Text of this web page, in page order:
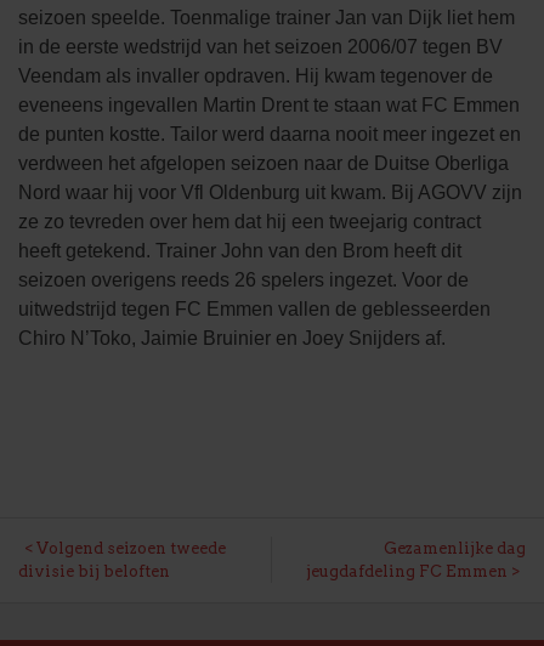
seizoen speelde. Toenmalige trainer Jan van Dijk liet hem
in de eerste wedstrijd van het seizoen 2006/07 tegen BV
Veendam als invaller opdraven. Hij kwam tegenover de
eveneens ingevallen Martin Drent te staan wat FC Emmen
de punten kostte. Tailor werd daarna nooit meer ingezet en
verdween het afgelopen seizoen naar de Duitse Oberliga
Nord waar hij voor Vfl Oldenburg uit kwam. Bij AGOVV zijn
ze zo tevreden over hem dat hij een tweejarig contract
heeft getekend. Trainer John van den Brom heeft dit
seizoen overigens reeds 26 spelers ingezet. Voor de
uitwedstrijd tegen FC Emmen vallen de geblesseerden
Chiro N’Toko, Jaimie Bruinier en Joey Snijders af.
BERICHT
Volgend seizoen tweede
divisie bij beloften
Gezamenlijke dag
jeugdafdeling FC Emmen